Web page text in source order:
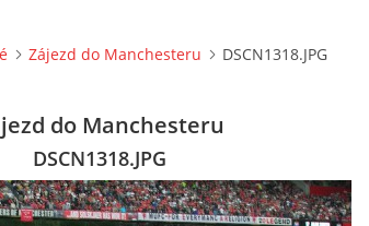
Zájezd do Manchesteru DSCN1318.JPG
do Manchesteru
DSCN1318.JPG